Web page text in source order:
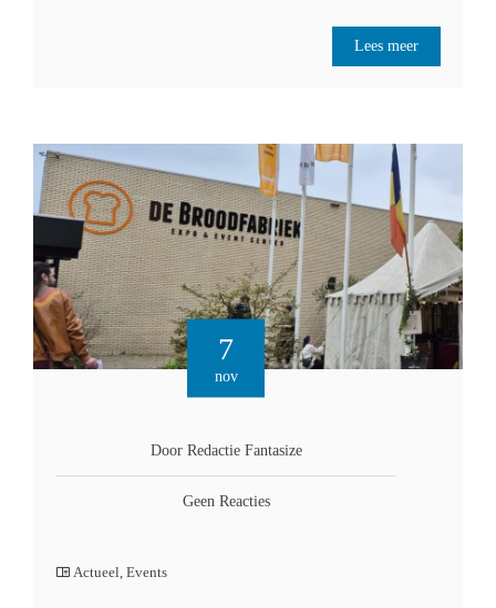
Lees meer
7
nov
Door Redactie Fantasize
Geen Reacties
Actueel Events